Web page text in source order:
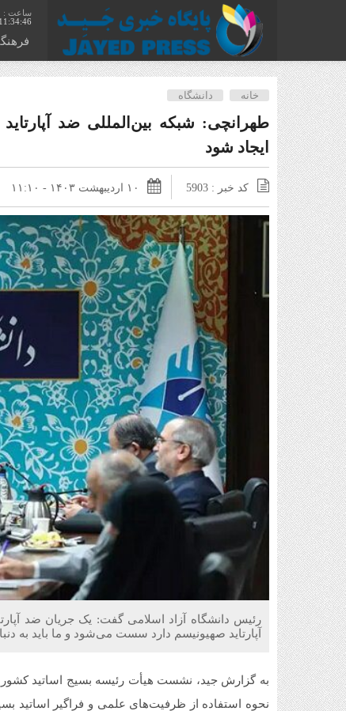
11:34:47
خانه دانشگاه
طهرانچی: شبکه بین‌المللی ضد
ایجاد شود
کد خبر : 5903 ۱۰ اردیبهشت ۱۴۰۳ - ۱۱:۱۰
رئیس دانشگاه آزاد اسلامی گفت: یک جریان ضد
آپارتاید صهیونیسم دارد سست می‌شود و ما باید به
به گزارش جید، نشست هیأت رئیسه بسیج اساتید
نحوه استفاده از ظرفیت‌های علمی و فراگیر اساتید